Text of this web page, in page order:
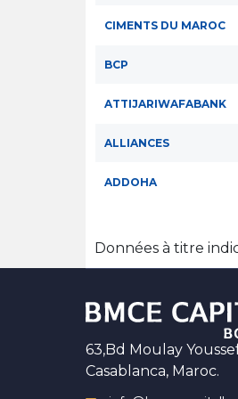
CIMENTS DU MAROC
BCP
ATTIJARIWAFABANK
ALLIANCES
ADDOHA
Données à titre
63,Bd Moulay
Casablanca, Maroc.